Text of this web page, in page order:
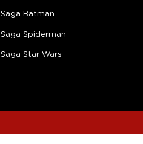
Saga Batman
Saga Spiderman
Saga Star Wars